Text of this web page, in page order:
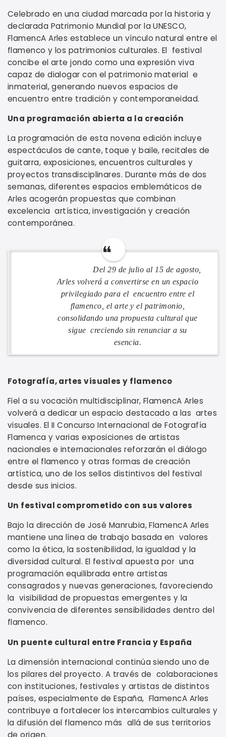
Celebrado en una ciudad marcada por la historia y
declarada Patrimonio Mundial por la UNESCO,
FlamencA Arles establece un vínculo natural entre el
flamenco y los patrimonios culturales. El festival
concibe el arte jondo como una expresión viva
capaz de dialogar con el patrimonio material e
inmaterial, generando nuevos espacios de
encuentro entre tradición y contemporaneidad.
Una programación abierta a la creación
La programación de esta novena edición incluye
espectáculos de cante, toque y baile, recitales de
guitarra, exposiciones, encuentros culturales y
proyectos transdisciplinares. Durante más de dos
semanas, diferentes espacios emblemáticos de
Arles acogerán propuestas que combinan
excelencia artística, investigación y creación
contemporánea.
Del 29 de julio al 15 de agosto,
Arles volverá a convertirse en un espacio
privilegiado para el encuentro entre el
flamenco, el arte y el patrimonio,
consolidando una propuesta cultural que
sigue creciendo sin renunciar a su
esencia.
Fotografía, artes visuales y flamenco
Fiel a su vocación multidisciplinar, FlamencA Arles
volverá a dedicar un espacio destacado a las artes
visuales. El II Concurso Internacional de Fotografía
Flamenca y varias exposiciones de artistas
nacionales e internacionales reforzarán el diálogo
entre el flamenco y otras formas de creación
artística, uno de los sellos distintivos del festival
desde sus inicios.
Un festival comprometido con sus valores
Bajo la dirección de José Manrubia, FlamencA Arles
mantiene una línea de trabajo basada en valores
como la ética, la sostenibilidad, la igualdad y la
diversidad cultural. El festival apuesta por una
programación equilibrada entre artistas
consagrados y nuevas generaciones, favoreciendo
la visibilidad de propuestas emergentes y la
convivencia de diferentes sensibilidades dentro del
flamenco.
Un puente cultural entre Francia y España
La dimensión internacional continúa siendo uno de
los pilares del proyecto. A través de colaboraciones
con instituciones, festivales y artistas de distintos
países, especialmente de España, FlamencA Arles
contribuye a fortalecer los intercambios culturales y
la difusión del flamenco más allá de sus territorios
de origen.